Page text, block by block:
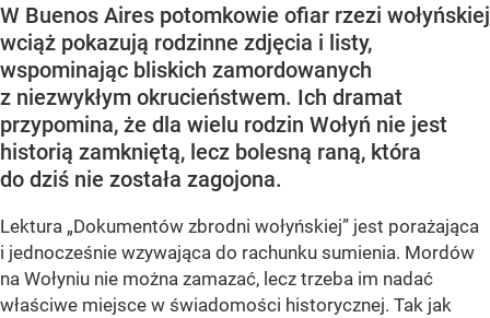
W Buenos Aires potomkowie ofiar rzezi wołyńskiej
wciąż pokazują rodzinne zdjęcia i listy,
wspominając bliskich zamordowanych
z niezwykłym okrucieństwem. Ich dramat
przypomina, że dla wielu rodzin Wołyń nie jest
historią zamkniętą, lecz bolesną raną, która
do dziś nie została zagojona.
Lektura „Dokumentów zbrodni wołyńskiej” jest porażająca
i jednocześnie wzywająca do rachunku sumienia. Mordów
na Wołyniu nie można zamazać, lecz trzeba im nadać
właściwe miejsce w świadomości historycznej. Tak jak